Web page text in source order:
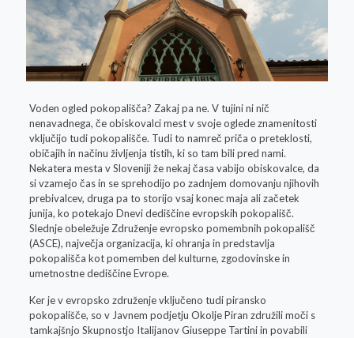
Voden ogled pokopališča? Zakaj pa ne. V tujini ni nič
nenavadnega, če obiskovalci mest v svoje oglede znamenitosti
vključijo tudi pokopališče. Tudi to namreč priča o preteklosti,
običajih in načinu življenja tistih, ki so tam bili pred nami.
Nekatera mesta v Sloveniji že nekaj časa vabijo obiskovalce, da
si vzamejo čas in se sprehodijo po zadnjem domovanju njihovih
prebivalcev, druga pa to storijo vsaj konec maja ali začetek
junija, ko potekajo Dnevi dediščine evropskih pokopališč.
Slednje obeležuje Združenje evropsko pomembnih pokopališč
(ASCE), največja organizacija, ki ohranja in predstavlja
pokopališča kot pomemben del kulturne, zgodovinske in
umetnostne dediščine Evrope.
Ker je v evropsko združenje vključeno tudi piransko
pokopališče, so v Javnem podjetju Okolje Piran združili moči s
tamkajšnjo Skupnostjo Italijanov Giuseppe Tartini in povabili